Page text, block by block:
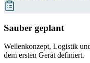
Sauber geplant
Wellenkonzept, Logistik
dem ersten Gerät definiert.